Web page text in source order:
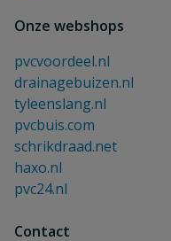
Onze webshops
pvcvoordeel.nl
drainagebuizen.nl
tyleenslang.nl
pvcbuis.com
schrikdraad.net
haxo.nl
pvc24.nl
Contact